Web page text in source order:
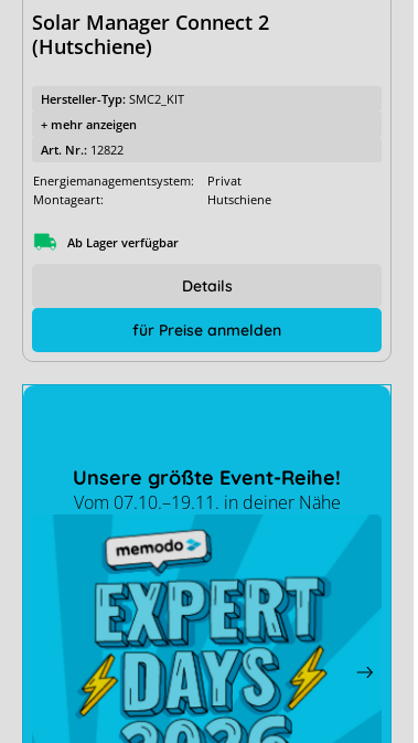
Solar Manager Connect 2
(Hutschiene)
Hersteller-Typ: SMC2_KIT
+ mehr anzeigen
Art. Nr.: 12822
Energiemanagementsystem:
Privat
Montageart:
Hutschiene
Ab Lager verfügbar
für Preise anmelden
Details
Unsere größte Event-Reihe!
Vom 07.10.–19.11. in deiner Nähe